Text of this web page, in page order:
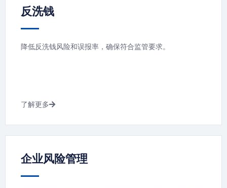
反洗钱
降低反洗钱风险和误报率，确保符合监管要求。
了解更多
企业风险管理